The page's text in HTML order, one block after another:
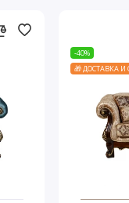
-40%
🎁 ДОСТАВКА И